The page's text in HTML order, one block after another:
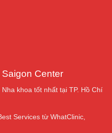
Center
khoa tốt nhất tại TP. Hồ Chí
Services từ WhatClinic,